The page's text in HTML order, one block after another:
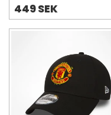
449 SEK